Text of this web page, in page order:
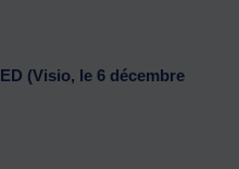
(Visio, le 6 décembre